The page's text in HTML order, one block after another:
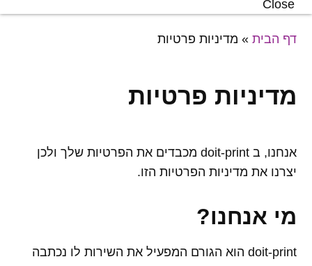
Close
דף הבית » מדיניות פרטיות
מדיניות פרטיות
אנחנו, ב doit-print מכבדים את הפרטיות שלך ולכן
יצרנו את מדיניות הפרטיות הזו.
מי אנחנו?
doit-print הוא הגורם המפעיל את השירות לו נכתבה